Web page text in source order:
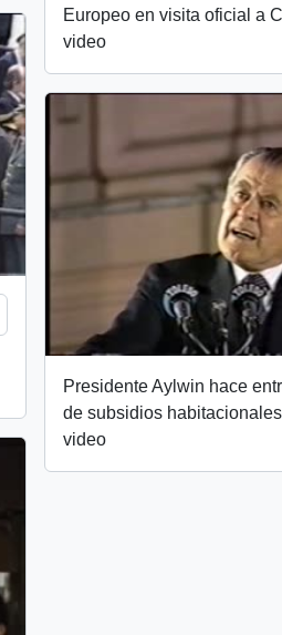
Europeo en visita oficial a
video
Add to clipboard
Presidente Aylwin hace
de subsidios
video